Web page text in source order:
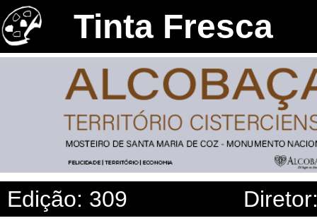
Tinta Fresca
Edição: 309